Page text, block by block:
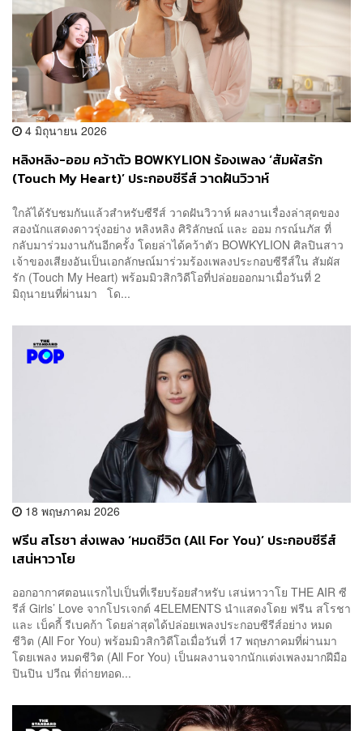
4 มิถุนายน 2026
หลิงหลิง-ออม คว้าตัว BOWKYLION ร้องเพลง ‘สัมผัสรัก
(Touch My Heart)’ ประกอบซีรีส์ วาดฝันวิวาห์
ใกล้ได้รับชมกันแล้วสำหรับซีรีส์ วาดฝันวิวาห์ ผลงานเรื่องล่าสุดของ
สองนักแสดงดาวรุ่งอย่าง หลิงหลิง ศิริลักษณ์ และ ออม กรณ์นภัส ที่
กลับมาร่วมงานกันอีกครั้ง โดยล่าได้คว้าตัว BOWKYLION ศิลปินสาว
เจ้าของเสียงอันเป็นเอกลักษณ์มาร่วมร้องเพลงประกอบซีรีส์ใน สัมผัส
รัก (Touch My Heart) พร้อมมิวสิกวิดีโอที่ปล่อยออกมาเมื่อวันที่ 2
มิถุนายนที่ผ่านมา โด...
18 พฤษภาคม 2026
ฟรีน สโรชา ส่งเพลง ‘หมดชีวิต (All For You)’ ประกอบซีรีส์
เสน่หาวาโย
ออกอากาศตอนแรกไปเป็นที่เรียบร้อยสำหรับ เสน่หาวาโย THE AIR ซี
รีส์ Girls’ Love จากโปรเจกต์ 4ELEMENTS นำแสดงโดย ฟรีน สโรชา
และ เบ็คกี้ รีเบคก้า โดยล่าสุดได้ปล่อยเพลงประกอบซีรีส์อย่าง หมด
ชีวิต (All For You) พร้อมมิวสิกวิดีโอเมื่อวันที่ 17 พฤษภาคมที่ผ่านมา
โดยเพลง หมดชีวิต (All For You) เป็นผลงานจากนักแต่งเพลงมากฝีมือ
ปินปิน ปวีณ ที่ถ่ายทอด...